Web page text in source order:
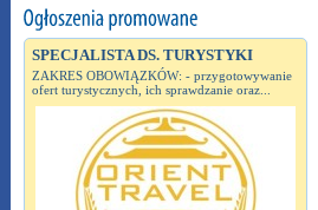
SPECJALISTA DS. TURYSTYKI
ZAKRES OBOWIĄZKÓW: - przygotowywanie
ofert turystycznych, ich sprawdzanie oraz...